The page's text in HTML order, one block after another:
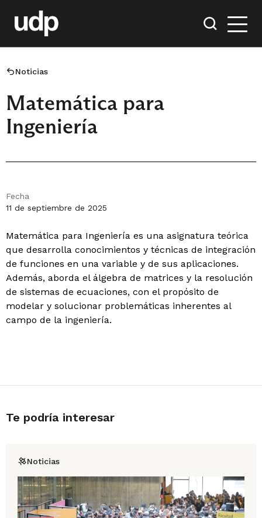
Noticias
Matemática para
Ingeniería
Fecha
11 de septiembre de 2025
Matemática para Ingeniería es una asignatura teórica
que desarrolla conocimientos y técnicas de integración
de funciones en una variable y de sus aplicaciones.
Además, aborda el álgebra de matrices y la resolución
de sistemas de ecuaciones, con el propósito de
modelar y solucionar problemáticas inherentes al
campo de la ingeniería.
Te podría interesar
Noticias